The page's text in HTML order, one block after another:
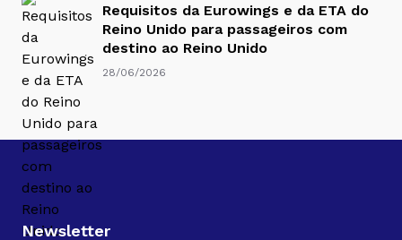
Requisitos da Eurowings e da ETA do
Reino Unido para passageiros com
destino ao Reino Unido
28/06/2026
Newsletter